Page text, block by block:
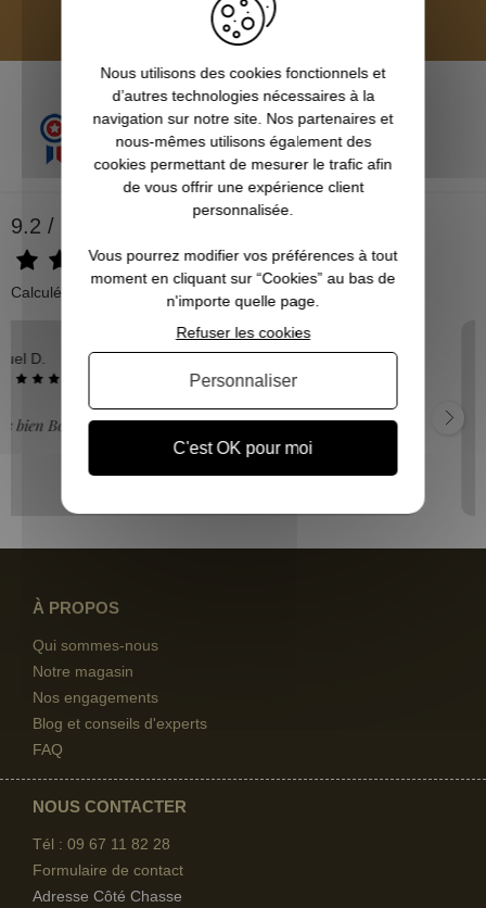
Inscrivez-vous et recevez nos bons plans
9.2 / 10
Calculé à partir de 500 avis.
Bernard A. 03/08/2026
"Compétence Rapidité Prix Tout pour le mieux"
À PROPOS
Qui sommes-nous
Notre magasin
Nos engagements
Blog et conseils d'experts
FAQ
NOUS CONTACTER
Tél : 09 67 11 82 28
Formulaire de contact
Adresse Côté Chasse
Nous utilisons des cookies fonctionnels et
d’autres technologies nécessaires à la
navigation sur notre site. Nos partenaires et
nous-mêmes utilisons également des
cookies permettant de mesurer le trafic afin
de vous offrir une expérience client
personnalisée.
Vous pourrez modifier vos préférences à tout
moment en cliquant sur “Cookies” au bas de
n'importe quelle page.
C'est OK pour moi
Refuser les cookies
Personnaliser